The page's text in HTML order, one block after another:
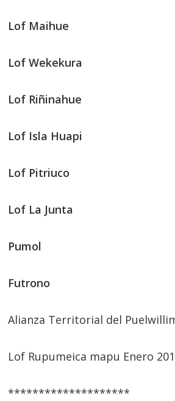
Lof Maihue
Lof Wekekura
Lof Riñinahue
Lof Isla Huapi
Lof Pitriuco
Lof La Junta
Pumol
Futrono
Alianza Territorial del
Lof Rupumeica mapu Enero
********************